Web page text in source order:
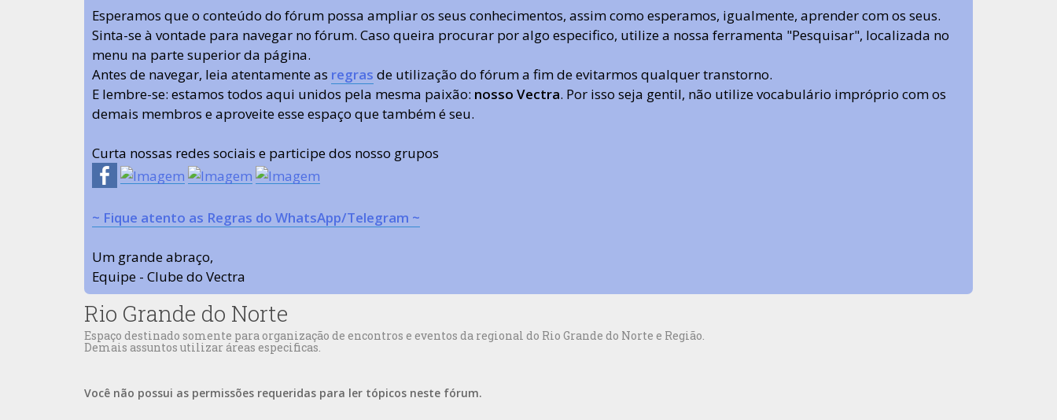
Esperamos que o conteúdo do fórum possa ampliar os seus conhecimentos, assim como esperamos, igualmente, aprender com os seus.
Sinta-se à vontade para navegar no fórum. Caso queira procurar por algo especifico, utilize a nossa ferramenta "Pesquisar", localizada no
menu na parte superior da página.
Antes de navegar, leia atentamente as regras de utilização do fórum a fim de evitarmos qualquer transtorno.
E lembre-se: estamos todos aqui unidos pela mesma paixão: nosso Vectra. Por isso seja gentil, não utilize vocabulário impróprio com os
demais membros e aproveite esse espaço que também é seu.
Curta nossas redes sociais e participe dos nosso grupos
~ Fique atento as Regras do WhatsApp/Telegram ~
Um grande abraço,
Equipe - Clube do Vectra
Rio Grande do Norte
Espaço destinado somente para organização de encontros e eventos da regional do Rio Grande do Norte e Região.
Demais assuntos utilizar áreas especificas.
Você não possui as permissões requeridas para ler tópicos neste fórum.